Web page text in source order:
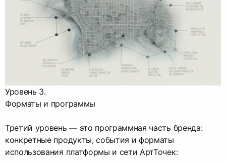
Уровень 3.
Форматы и программы
Третий уровень — это программная часть бренда:
конкретные продукты, события и форматы
использования платформы и сети АртТочек: